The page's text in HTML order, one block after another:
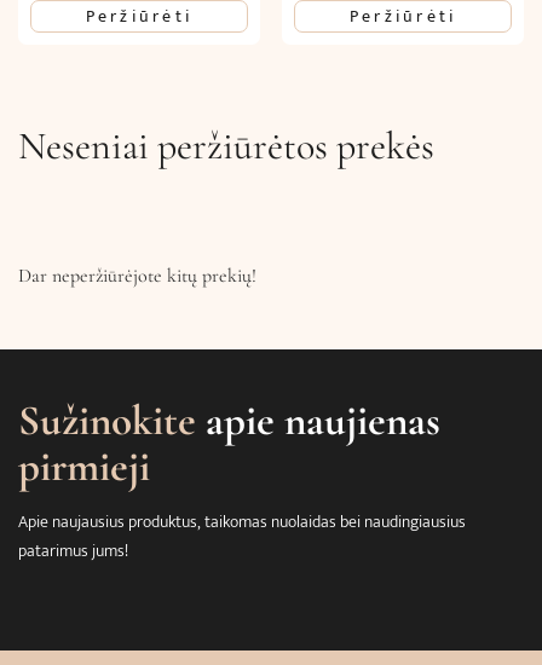
Peržiūrėti Peržiūrėti
Neseniai peržiūrėtos prekės
Dar neperžiūrėjote kitų prekių!
Sužinokite apie naujienas
pirmieji
Apie naujausius produktus, taikomas nuolaidas bei naudingiausius
patarimus jums!